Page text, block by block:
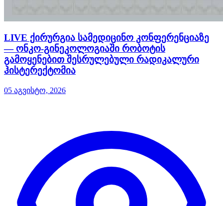
LIVE ქირურგია სამედიცინო კონფერენციაზე
— ონკო-გინეკოლოგიაში რობოტის
გამოყენებით შესრულებული რადიკალური
ჰისტერექტომია
05 აგვისტო, 2026